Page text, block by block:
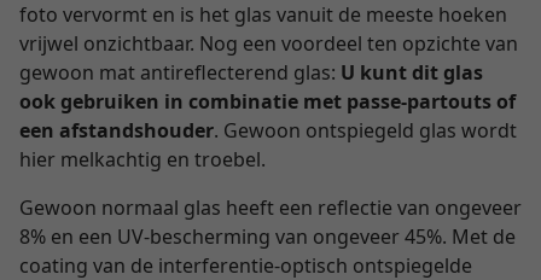
foto vervormt en is het glas vanuit de meeste hoeken
vrijwel onzichtbaar. Nog een voordeel ten opzichte van
gewoon mat antireflecterend glas: U kunt dit glas
ook gebruiken in combinatie met passe-partouts of
een afstandshouder. Gewoon ontspiegeld glas wordt
hier melkachtig en troebel.
Gewoon normaal glas heeft een reflectie van ongeveer
8% en een UV-bescherming van ongeveer 45%. Met de
coating van de interferentie-optisch ontspiegelde